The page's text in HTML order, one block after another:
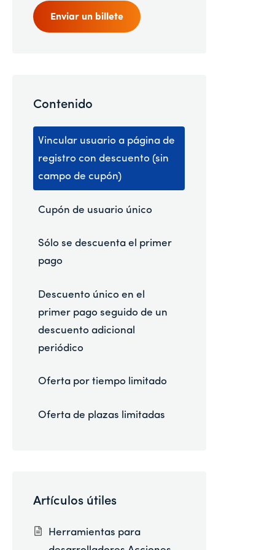
Enviar un billete
Contenido
Vincular usuario a página de
registro con descuento (sin
campo de cupón)
Cupón de usuario único
Sólo se descuenta el primer
pago
Descuento único en el
primer pago seguido de un
descuento adicional
periódico
Oferta por tiempo limitado
Oferta de plazas limitadas
Artículos útiles
Herramientas para